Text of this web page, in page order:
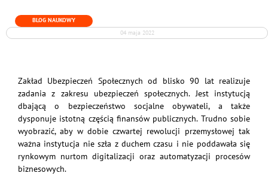
BLOG NAUKOWY
04 maja 2022
Zakład Ubezpieczeń Społecznych od blisko 90 lat realizuje
zadania z zakresu ubezpieczeń społecznych. Jest instytucją
dbającą o bezpieczeństwo socjalne obywateli, a także
dysponuje istotną częścią finansów publicznych. Trudno sobie
wyobrazić, aby w dobie czwartej rewolucji przemysłowej tak
ważna instytucja nie szła z duchem czasu i nie poddawała się
rynkowym nurtom digitalizacji oraz automatyzacji procesów
biznesowych.